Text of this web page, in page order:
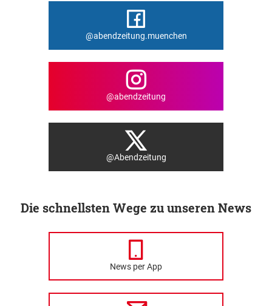
@abendzeitung.muenchen
@abendzeitung
@Abendzeitung
Die schnellsten Wege zu unseren News
News per App